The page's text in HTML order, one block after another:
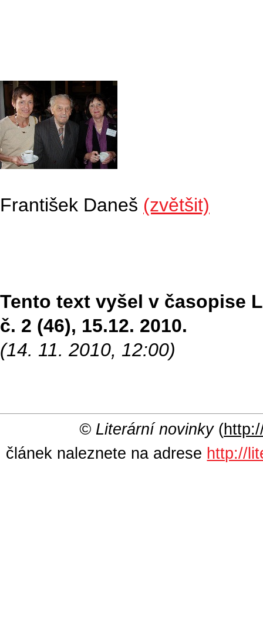
František Daneš (zvětšit)
Tento text vyšel v časopise
č. 2 (46), 15.12. 2010.
(14. 11. 2010, 12:00)
© Literární novinky(
článek naleznete na adrese http://